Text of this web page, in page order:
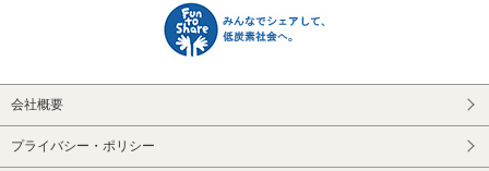
会社概要
プライバシー・ポリシー